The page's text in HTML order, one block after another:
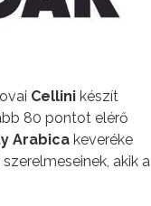
Cellini készít
80 pontot elérő
Arabica keveréke
akik a